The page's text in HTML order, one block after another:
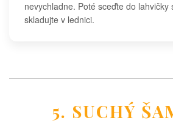
nevychladne. Poté sceďte do
skladujte v lednici.
5. SUCHÝ